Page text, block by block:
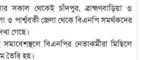
থেকেই চাঁদপুর, ব্রাহ্মণবাড়িয়া ও
ও পার্শ্ববর্তী জেলা থেকে বিএনপি সমর্থকদের
গেছে।
বিএনপির নেতাকর্মীরা মিছিলে
তৈরি হয়।